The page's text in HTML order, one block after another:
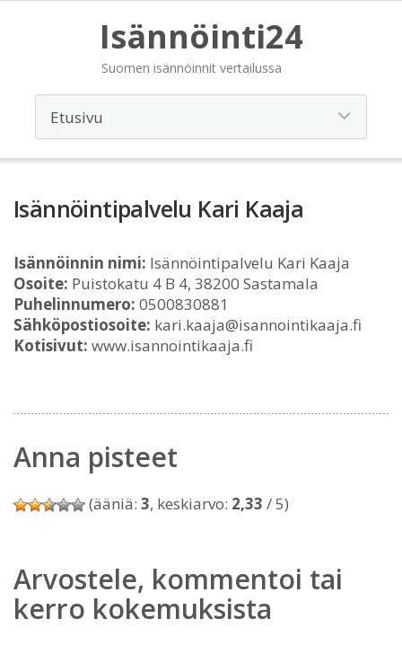
Isännöinti24
Suomen isännöinnit vertailussa
Isännöintipalvelu Kari Kaaja
Isännöinnin nimi: Isännöintipalvelu Kari Kaaja
Osoite: Puistokatu 4 B 4, 38200 Sastamala
Puhelinnumero: 0500830881
Sähköpostiosoite: kari.kaaja@isannointikaaja.fi
Kotisivut: www.isannointikaaja.fi
Anna pisteet
(ääniä: 3, keskiarvo: 2,33 / 5)
Arvostele, kommentoi tai
kerro kokemuksista